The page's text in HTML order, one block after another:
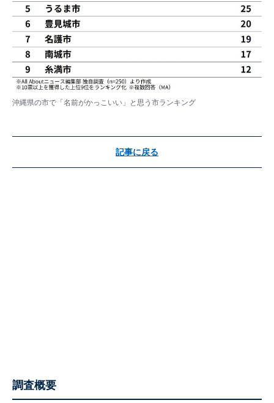
沖縄県の市で「名前がかっこいい」と思う市ランキング
記事に戻る
調査概要